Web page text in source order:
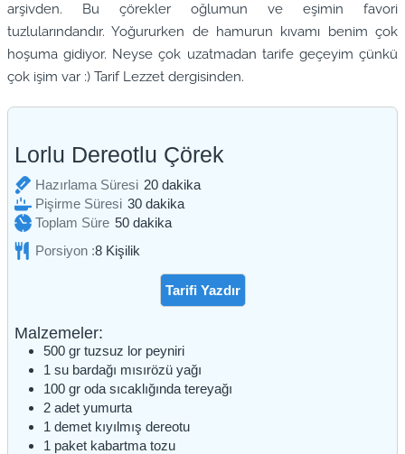
arşivden. Bu çörekler oğlumun ve eşimin favori
tuzlularındandır. Yoğururken de hamurun kıvamı benim çok
hoşuma gidiyor. Neyse çok uzatmadan tarife geçeyim çünkü
çok işim var :) Tarif Lezzet dergisinden.
Lorlu Dereotlu Çörek
Hazırlama Süresi 20dakika
dakika
Pişirme Süresi 30dakika
dakika
Toplam Süre 50dakika
dakika
Porsiyon :8 Kişilik
Tarifi Yazdır
Malzemeler:
500 gr tuzsuz lor peyniri
1 su bardağı mısırözü yağı
100 gr oda sıcaklığında tereyağı
2 adet yumurta
1 demet kıyılmış dereotu
1 paket kabartma tozu